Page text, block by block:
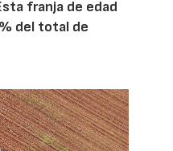
franja de edad
del total de